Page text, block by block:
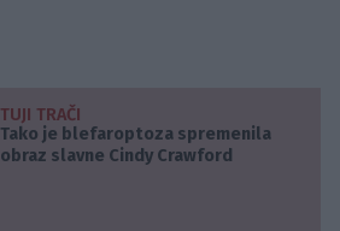
TUJI TRAČI
Tako je blefaroptoza spremenila
obraz slavne Cindy Crawford